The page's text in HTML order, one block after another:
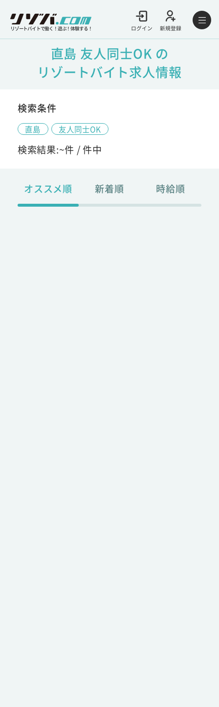
リゾートバイトで働く！遊ぶ！体験する！ ログイン 新規登録
直島 友人同士OK の
リゾートバイト求人情報
検索条件
直島 友人同士OK
検索結果:~件 /件中
オススメ順 新着順 時給順